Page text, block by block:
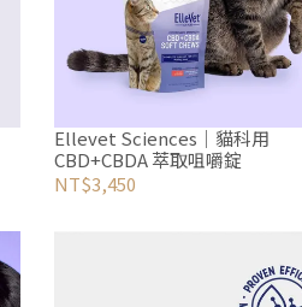
Ellevet Sciences｜貓科用
CBD+CBDA 萃取咀嚼錠
NT$3,450